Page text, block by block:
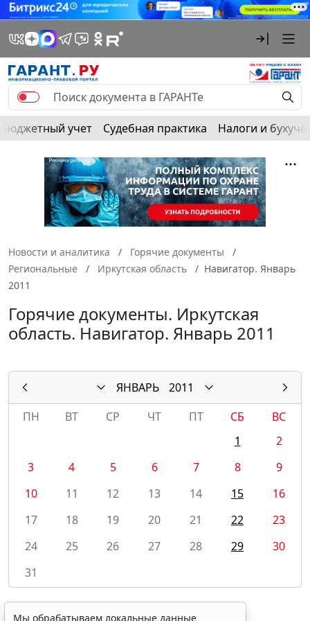
Бюджетный учет Судебная практика Налоги и
Новости и аналитика
Горячие документы
Региональные
Иркутская область
Навигатор. Январь
2011
Горячие документы. Иркутская
область. Навигатор. Январь 2011
ЯНВАРЬ
2011
ПН
ВТ СР ЧТ ПТ СБ
ВС
1
2
3
4 5 6 7 8
9
10
11 12 13 14 15
16
17
18 19 20 21 22
23
24
25 26 27 28 29
30
31
Мы обрабатываем локальные данные